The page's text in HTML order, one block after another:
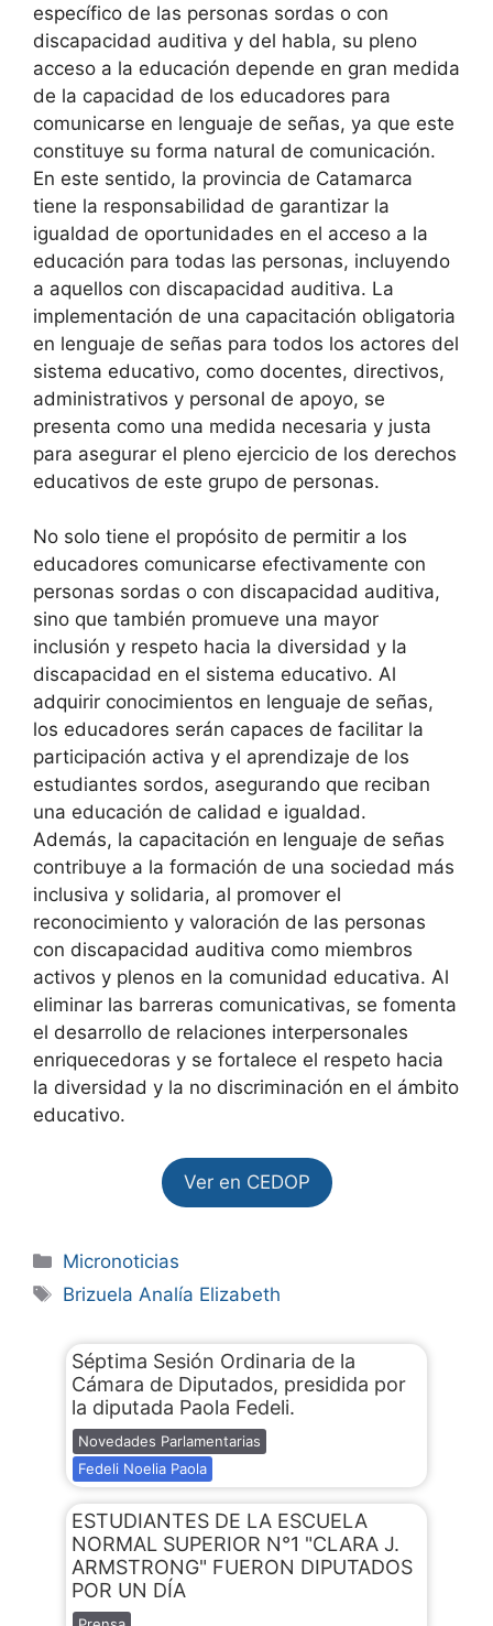
específico de las personas sordas o con
discapacidad auditiva y del habla, su pleno
acceso a la educación depende en gran medida
de la capacidad de los educadores para
comunicarse en lenguaje de señas, ya que este
constituye su forma natural de comunicación.
En este sentido, la provincia de Catamarca
tiene la responsabilidad de garantizar la
igualdad de oportunidades en el acceso a la
educación para todas las personas, incluyendo
a aquellos con discapacidad auditiva. La
implementación de una capacitación obligatoria
en lenguaje de señas para todos los actores del
sistema educativo, como docentes, directivos,
administrativos y personal de apoyo, se
presenta como una medida necesaria y justa
para asegurar el pleno ejercicio de los derechos
educativos de este grupo de personas.
No solo tiene el propósito de permitir a los
educadores comunicarse efectivamente con
personas sordas o con discapacidad auditiva,
sino que también promueve una mayor
inclusión y respeto hacia la diversidad y la
discapacidad en el sistema educativo. Al
adquirir conocimientos en lenguaje de señas,
los educadores serán capaces de facilitar la
participación activa y el aprendizaje de los
estudiantes sordos, asegurando que reciban
una educación de calidad e igualdad.
Además, la capacitación en lenguaje de señas
contribuye a la formación de una sociedad más
inclusiva y solidaria, al promover el
reconocimiento y valoración de las personas
con discapacidad auditiva como miembros
activos y plenos en la comunidad educativa. Al
eliminar las barreras comunicativas, se fomenta
el desarrollo de relaciones interpersonales
enriquecedoras y se fortalece el respeto hacia
la diversidad y la no discriminación en el ámbito
educativo.
Ver en CEDOP
Micronoticias
Brizuela Analía Elizabeth
Séptima Sesión Ordinaria de la
Cámara de Diputados, presidida por
la diputada Paola Fedeli.
Novedades Parlamentarias
Fedeli Noelia Paola
ESTUDIANTES DE LA ESCUELA
NORMAL SUPERIOR N°1 "CLARA J.
ARMSTRONG" FUERON DIPUTADOS
POR UN DÍA